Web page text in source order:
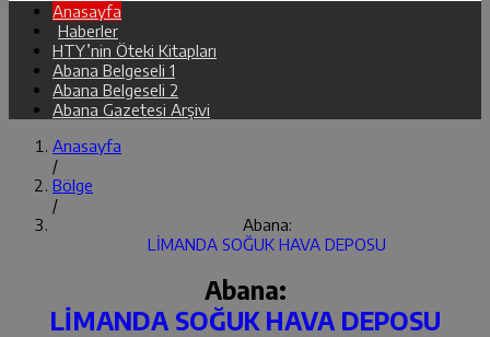
Anasayfa
Haberler
HTY’nin Öteki Kitapları
Abana Belgeseli 1
Abana Belgeseli 2
Abana Gazetesi Arşivi
Anasayfa
/
Bölge
/
Abana:
LİMANDA SOĞUK HAVA DEPOSU
Abana:
LİMANDA SOĞUK HAVA DEPOSU